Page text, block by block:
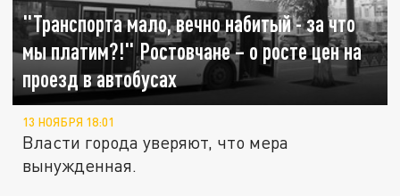
"Транспорта мало, вечно набитый - за что
мы платим?!" Ростовчане – о росте цен на
проезд в автобусах
13 НОЯБРЯ 18:01
Власти города уверяют, что мера
вынужденная.